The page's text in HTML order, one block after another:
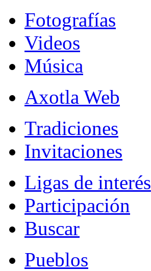
Fotografías
Videos
Música
Axotla Web
Tradiciones
Invitaciones
Ligas de interés
Participación
Buscar
Pueblos